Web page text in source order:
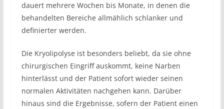
dauert mehrere Wochen bis Monate, in denen die
behandelten Bereiche allmählich schlanker und
definierter werden.
Die Kryolipolyse ist besonders beliebt, da sie ohne
chirurgischen Eingriff auskommt, keine Narben
hinterlässt und der Patient sofort wieder seinen
normalen Aktivitäten nachgehen kann. Darüber
hinaus sind die Ergebnisse, sofern der Patient einen